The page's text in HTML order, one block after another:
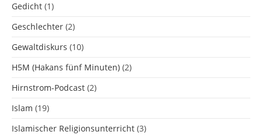
Gedicht (1)
Geschlechter (2)
Gewaltdiskurs (10)
H5M (Hakans fünf Minuten) (2)
Hirnstrom-Podcast (2)
Islam (19)
Islamischer Religionsunterricht (3)